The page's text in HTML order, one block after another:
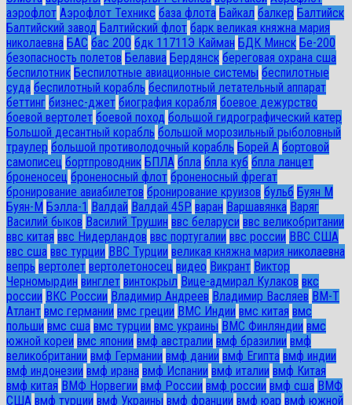
аэрофлот Аэрофлот Техникс база флота Байкал балкер Балтийск
Балтийский завод Балтийский флот барк великая княжна мария
николаевна БАС бас 200 бдк 11711Э Кайман БДК Минск Бе-200
безопасность полетов Белавиа Бердянск береговая охрана сша
беспилотник Беспилотные авиационные системы беспилотные
суда беспилотный корабль беспилотный летательный аппарат
беттинг бизнес-джет биография корабля боевое дежурство
боевой вертолет боевой поход большой гидрографический катер
Большой десантный корабль большой морозильный рыболовный
траулер большой противолодочный корабль Борей А бортовой
самописец бортпроводник БПЛА бпла бпла куб бпла ланцет
броненосец броненосный флот броненосный фрегат
бронирование авиабилетов бронирование круизов бульб Буян М
Буян-М Бэлла-1 Валдай Валдай 45Р варан Варшавянка Варяг
Василий быков Василий Трушин ввс беларуси ввс великобритании
ввс китая ввс Нидерландов ввс португалии ввс россии ВВС США
ввс сша ввс турции ВВС Турции великая княжна мария николаевна
вепрь вертолет вертолетоносец видео Викрант Виктор
Черномырдин винглет винтокрыл Вице-адмирал Кулаков вкс
россии ВКС России Владимир Андреев Владимир Васляев ВМ-Т
Атлант вмс германии вмс греции ВМС Индии вмс китая вмс
польши вмс сша вмс турции вмс украины ВМС Финляндии вмс
южной кореи вмс японии вмф австралии вмф бразилии вмф
великобритании вмф Германии вмф дании вмф Египта вмф индии
вмф индонезии вмф ирана вмф Испании вмф италии вмф Китая
вмф китая ВМФ Норвегии вмф России вмф россии вмф сша ВМФ
США вмф турции вмф Украины вмф франции вмф юар вмф южной